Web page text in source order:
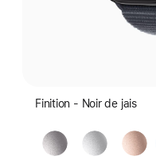
Finition - Noir de jais
Gris
sidéral
ArgentOr
rose